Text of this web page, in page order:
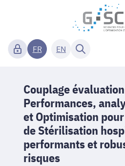
FR EN
Couplage
Performances,
et Optimisation
de Stérilisation
performants et
risques